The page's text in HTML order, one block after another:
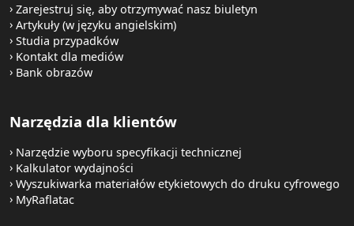
Zarejestruj się, aby otrzymywać nasz biuletyn
Artykuły (w języku angielskim)
Studia przypadków
Kontakt dla mediów
Bank obrazów
Narzędzia dla klientów
Narzędzie wyboru specyfikacji technicznej
Kalkulator wydajności
Wyszukiwarka materiałów etykietowych do druku cyfrowego
MyRaflatac